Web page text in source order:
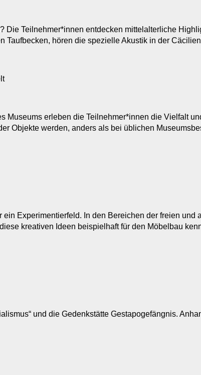
Die Teilnehmer*innen entdecken mittelalterliche
Taufbecken, hören die spezielle Akustik in der
Museums erleben die Teilnehmer*innen die Vielfalt
Objekte werden, anders als bei üblichen
Experimentierfeld. In den Bereichen der freien
kreativen Ideen beispielhaft für den Möbelbau
und die Gedenkstätte Gestapogefängnis.